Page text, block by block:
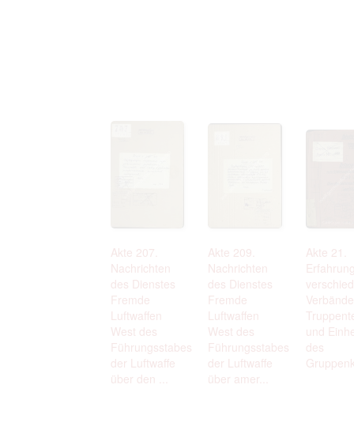
Akte 207.
Nachrichten
des Dienstes
Fremde
Luftwaffen
West des
Führungsstabes
der Luftwaffe
über den ...
Akte 209.
Nachrichten
des Dienstes
Fremde
Luftwaffen
West des
Führungsstabes
der Luftwaffe
über amer...
Akte 21.
und
des